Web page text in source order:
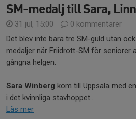
SM-medalj till Sara,
31 jul, 15:00
0 kommentarer
Det blev inte bara tre SM-guld utan
medaljer när Friidrott-SM för seniorer
gångna helgen.
Sara Winberg kom till Uppsala med
i det kvinnliga stavhoppet...
Läs mer